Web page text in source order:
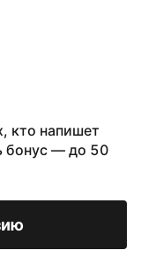
кто напишет
бонус — до 50